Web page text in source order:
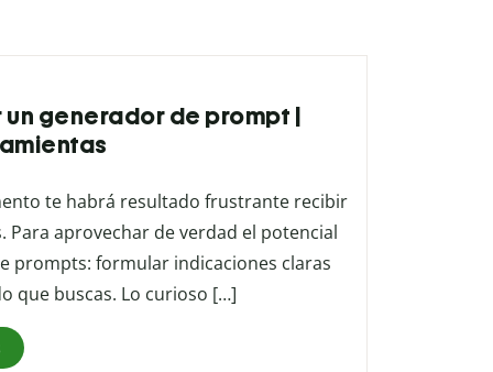
generador de prompt |
te habrá resultado frustrante recibir
Para aprovechar de verdad el potencial
prompts: formular indicaciones claras
que buscas. Lo curioso […]